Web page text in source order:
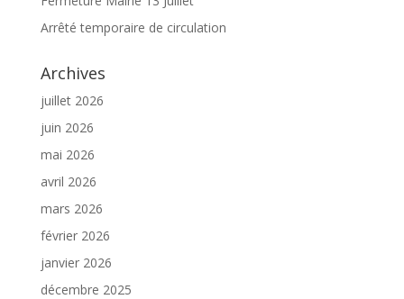
Arrêté temporaire de circulation
Archives
juillet 2026
juin 2026
mai 2026
avril 2026
mars 2026
février 2026
janvier 2026
décembre 2025